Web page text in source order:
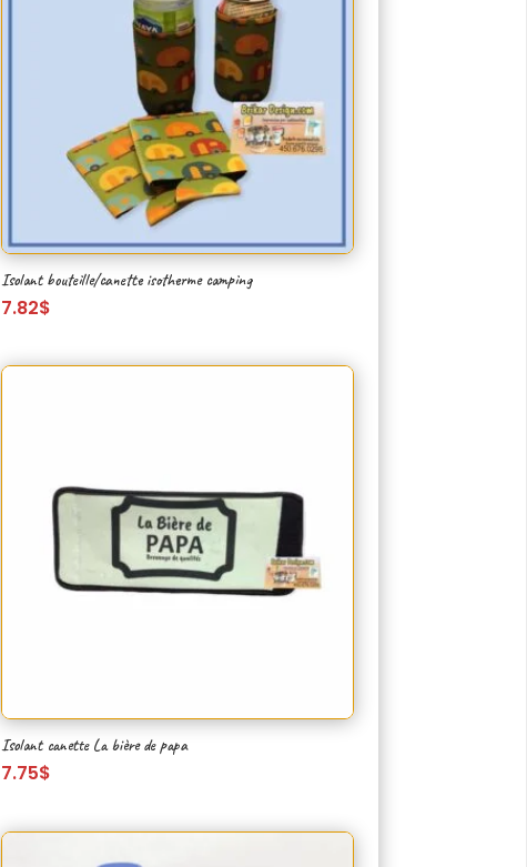
Isolant bouteille/canette isotherme camping
7.82$
Isolant canette La bière de papa
7.75$